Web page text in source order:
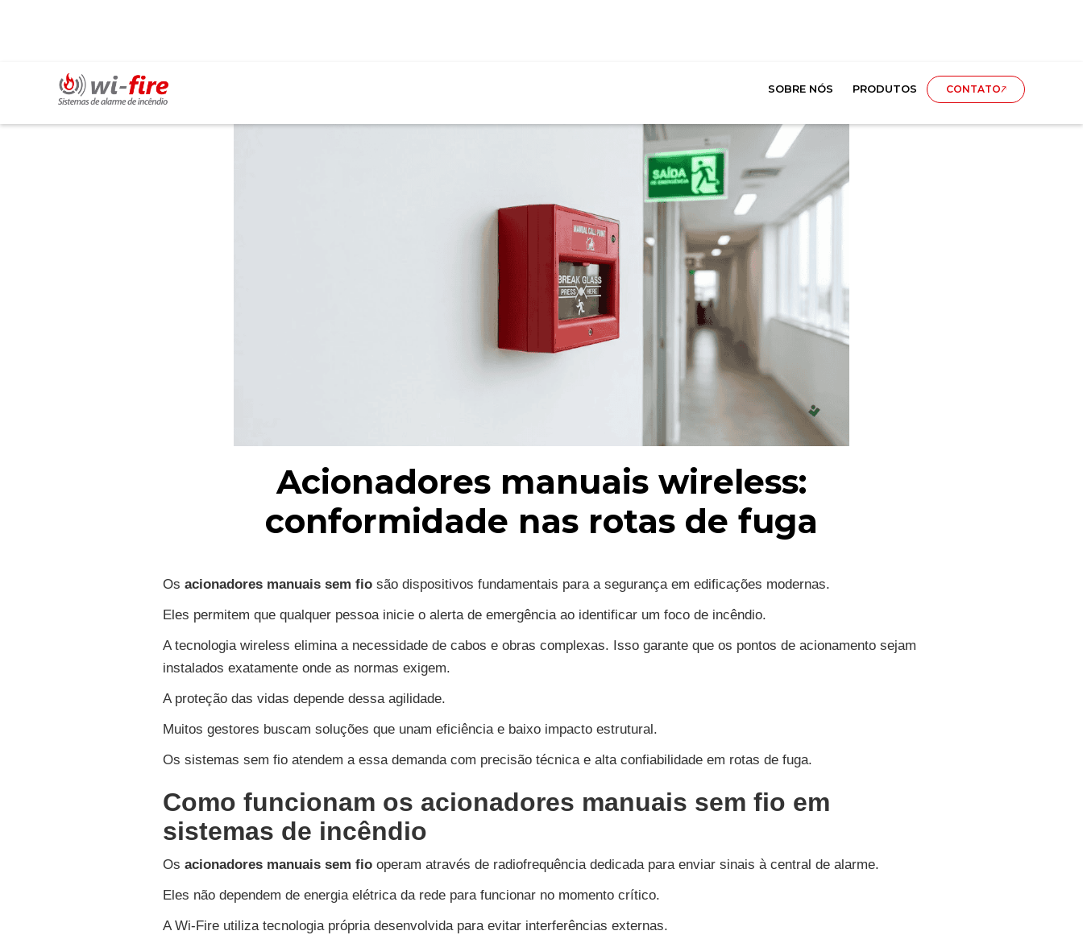
SOBRE NÓS PRODUTOS CONTATO
Acionadores manuais wireless:
conformidade nas rotas de fuga
Os acionadores manuais sem fio são dispositivos fundamentais para a segurança em edificações modernas.
Eles permitem que qualquer pessoa inicie o alerta de emergência ao identificar um foco de incêndio.
A tecnologia wireless elimina a necessidade de cabos e obras complexas. Isso garante que os pontos de acionamento sejam
instalados exatamente onde as normas exigem.
A proteção das vidas depende dessa agilidade.
Muitos gestores buscam soluções que unam eficiência e baixo impacto estrutural.
Os sistemas sem fio atendem a essa demanda com precisão técnica e alta confiabilidade em rotas de fuga.
Como funcionam os acionadores manuais sem fio em
sistemas de incêndio
Os acionadores manuais sem fio operam através de radiofrequência dedicada para enviar sinais à central de alarme.
Eles não dependem de energia elétrica da rede para funcionar no momento crítico.
A Wi-Fire utiliza tecnologia própria desenvolvida para evitar interferências externas.